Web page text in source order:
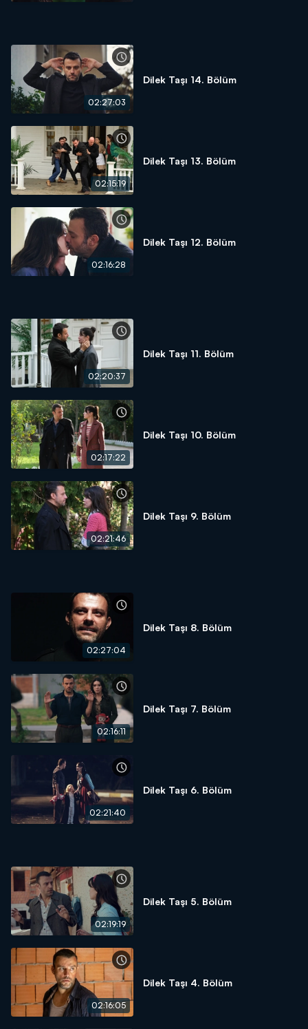
02:27:03
Dilek Taşı 14. Bölüm
02:15:19
Dilek Taşı 13. Bölüm
02:16:28
Dilek Taşı 12. Bölüm
02:20:37
Dilek Taşı 11. Bölüm
02:17:22
Dilek Taşı 10. Bölüm
02:21:46
Dilek Taşı 9. Bölüm
02:27:04
Dilek Taşı 8. Bölüm
02:16:11
Dilek Taşı 7. Bölüm
02:21:40
Dilek Taşı 6. Bölüm
02:19:19
Dilek Taşı 5. Bölüm
02:16:05
Dilek Taşı 4. Bölüm